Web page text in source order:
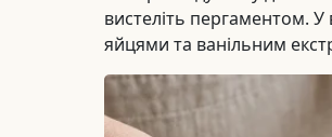
вистеліть пергаментом.
яйцями та ванільним